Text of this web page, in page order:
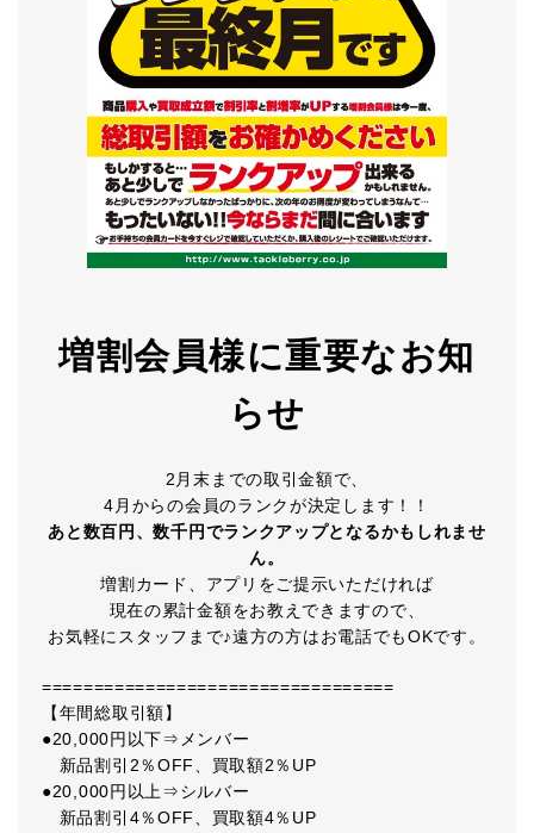
増割会員様に重要なお知
らせ
2月末までの取引金額で、
4月からの会員のランクが決定します！！
あと数百円、数千円でランクアップとなるかもしれませ
ん。
増割カード、アプリをご提示いただければ
現在の累計金額をお教えできますので、
お気軽にスタッフまで♪遠方の方はお電話でもOKです。
==================================
【年間総取引額】
●20,000円以下⇒メンバー
新品割引2％OFF、買取額2％UP
●20,000円以上⇒シルバー
新品割引4％OFF、買取額4％UP